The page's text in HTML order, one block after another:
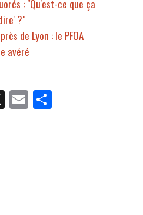
: "Qu'est-ce que ça
?"
de Lyon : le PFOA
avéré
X E
m
Pa